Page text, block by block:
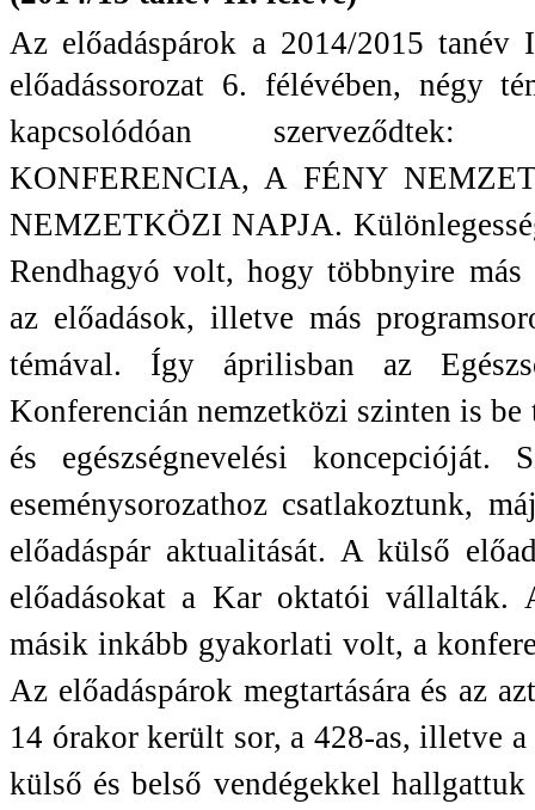
Az előadáspárok a 2014/2015
előadássorozat 6. félévében, négy
kapcsolódóan szerveződtek:
KONFERENCIA, A FÉNY NE
NEMZETKÖZI NAPJA.
Rendhagyó volt, hogy többnyire más
az előadások, illetve más
témával. Így áprilisban az
Konferencián nemzetközi szinten is
és egészségnevelési
eseménysorozathoz csatlakoztunk,
előadáspár aktualitását. A külső
előadásokat a Kar oktatói
másik inkább gyakorlati volt, a
Az előadáspárok megtartására és az
14 órakor került sor, a 428-as, illetve
külső és belső vendégekkel hallgattuk